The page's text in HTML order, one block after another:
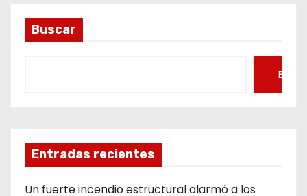
Buscar
Entradas recientes
Un fuerte incendio estructural alarmó a los